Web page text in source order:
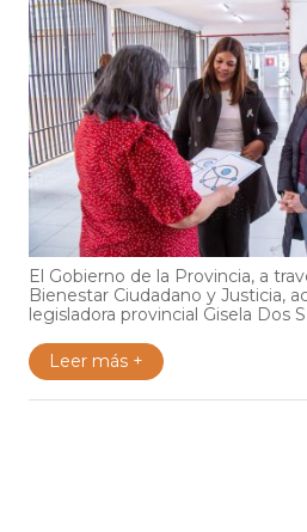
El Gobierno de la Provincia, a
Bienestar Ciudadano y Justicia,
legisladora provincial Gisela Dos
Leer más +